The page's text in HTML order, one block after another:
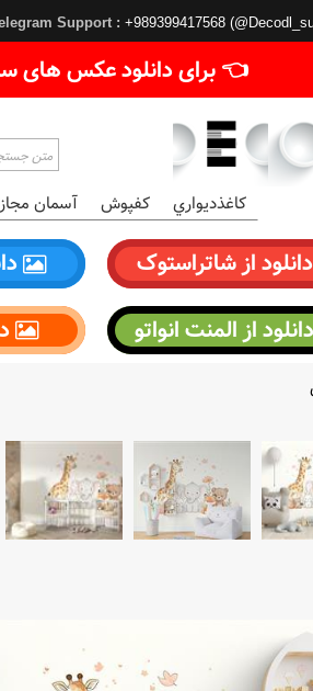
Support : +989399417568
👈 برای دانلود عکس های
کاغذديواري کفپوش آسمان
دانلود از شاتراستوک
دانلود از المنت انواتو